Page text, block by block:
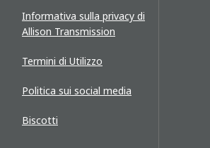
Informativa sulla privacy di
Allison Transmission
Termini di Utilizzo
Politica sui social media
Biscotti